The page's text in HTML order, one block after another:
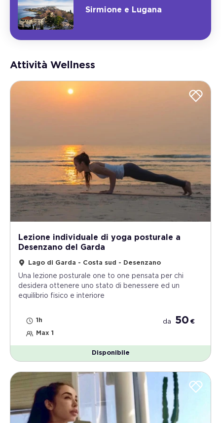
Sirmione e Lugana
Attività Wellness
Lezione individuale di yoga posturale a
Desenzano del Garda
Lago di Garda - Costa sud - Desenzano
Una lezione posturale one to one pensata per chi
desidera ottenere uno stato di benessere ed un
equilibrio fisico e interiore
1h
Max 1
da 50 €
Disponibile